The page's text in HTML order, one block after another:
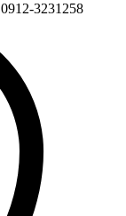
0912-3231258